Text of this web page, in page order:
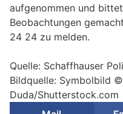
aufgenommen und
Beobachtungen
24 24 zu melden.
Quelle: Schaffhauser
Bildquelle: Symbolbild
Duda/Shutterstock.com